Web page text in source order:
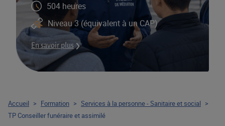
504 heures
Niveau 3 (équivalent à un CAP)
En savoir plus
Accueil > Formation > Services à la personne - Sanitaire et social >
TP Conseiller funéraire et assimilé